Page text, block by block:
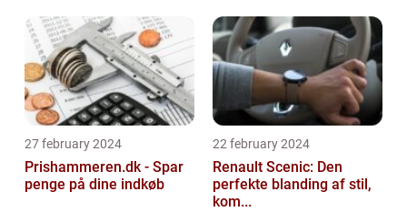
27 february 2024
Prishammeren.dk - Spar
penge på dine indkøb
22 february 2024
Renault Scenic: Den
perfekte blanding af stil,
kom...